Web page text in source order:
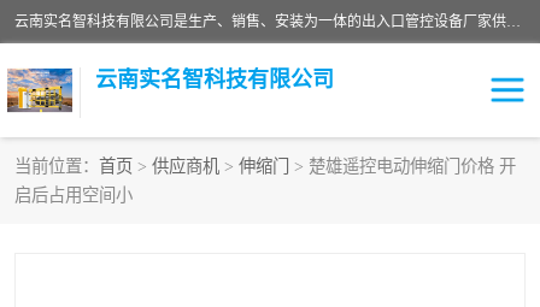
云南实名智科技有限公司是生产、销售、安装为一体的出入口管控设备厂家供应商。主营:电动伸缩门、道闸、广告道闸、重型空降闸、车牌识别、门禁通道、升降柱、岗亭、旗杆等智能设备。主营产品: 电动伸缩门,道闸门禁,车牌识别 生产、销售、安装为一体的出入口管控设备厂家源头供应商。
云南实名智科技有限公司
当前位置： 首页 > 供应商机 > 伸缩门
> 楚雄遥控电动伸缩门价格 开
启后占用空间小
车牌识别门系列